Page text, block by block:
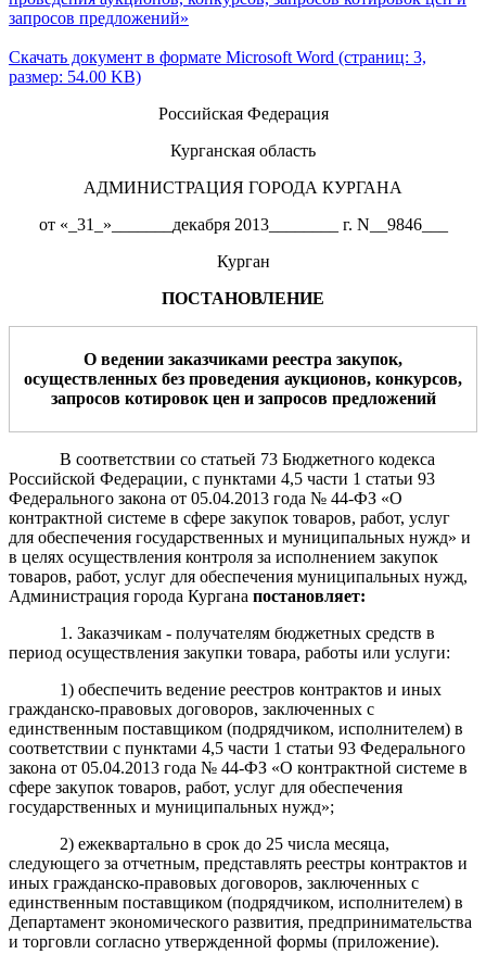
запросов предложений»
Скачать документ в формате Microsoft Word (страниц: 3,
размер: 54.00 KB)
Российская Федерация
Курганская область
АДМИНИСТРАЦИЯ ГОРОДА КУРГАНА
от «_31_»_______декабря 2013________ г. N__9846___
Курган
ПОСТАНОВЛЕНИЕ
О ведении заказчиками реестра закупок,
осуществленных без проведения аукционов, конкурсов,
запросов котировок цени запросов предложений
В соответствии со статьей 73 Бюджетного кодекса
Российской Федерации, с пунктами 4,5 части 1 статьи 93
Федерального закона от 05.04.2013 года № 44-ФЗ «О
контрактной системе в сфере закупок товаров, работ, услуг
для обеспечения государственных и муниципальных нужд» и
в целях осуществления контроля за исполнением закупок
товаров, работ, услуг для обеспечения муниципальных нужд,
Администрация города Кургана постановляет:
1. Заказчикам - получателям бюджетных средств в
период осуществления закупки товара, работы или услуги:
1) обеспечить ведение реестров контрактов и иных
гражданско-правовых договоров, заключенных с
единственным поставщиком (подрядчиком, исполнителем) в
соответствии с пунктами 4,5 части 1 статьи 93 Федерального
закона от 05.04.2013 года № 44-ФЗ «О контрактной системе в
сфере закупок товаров, работ, услуг для обеспечения
государственных и муниципальных нужд»;
2) ежеквартально в срок до 25 числа месяца,
следующего за отчетным, представлять реестры контрактов и
иных гражданско-правовых договоров, заключенных с
единственным поставщиком (подрядчиком, исполнителем) в
Департамент экономического развития, предпринимательства
и торговли согласно утвержденной формы (приложение).